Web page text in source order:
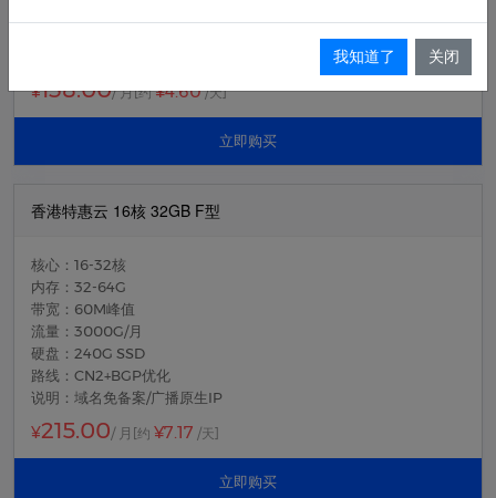
¥138.00/ 月[约¥4.60/天]
立即购买
香港特惠云 16核 32GB F型
核心：16-32核
内存：32-64G
带宽：60M峰值
流量：3000G/月
硬盘：240G SSD
路线：CN2+BGP优化
说明：域名免备案/广播原生IP
¥215.00/ 月 [约 ¥7.17 /天]
立即购买
我知道了 关闭